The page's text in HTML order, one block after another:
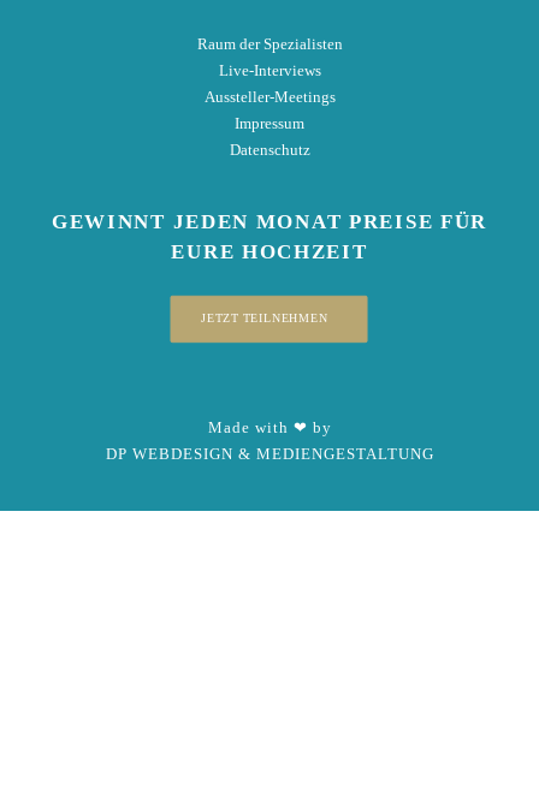
Raum der Spezialisten
Live-Interviews
Aussteller-Meetings
Impressum
Datenschutz
GEWINNT JEDEN MONAT PREISE FÜR
EURE HOCHZEIT
JETZT TEILNEHMEN
Made with ❤ by
DP WEBDESIGN & MEDIENGESTALTUNG